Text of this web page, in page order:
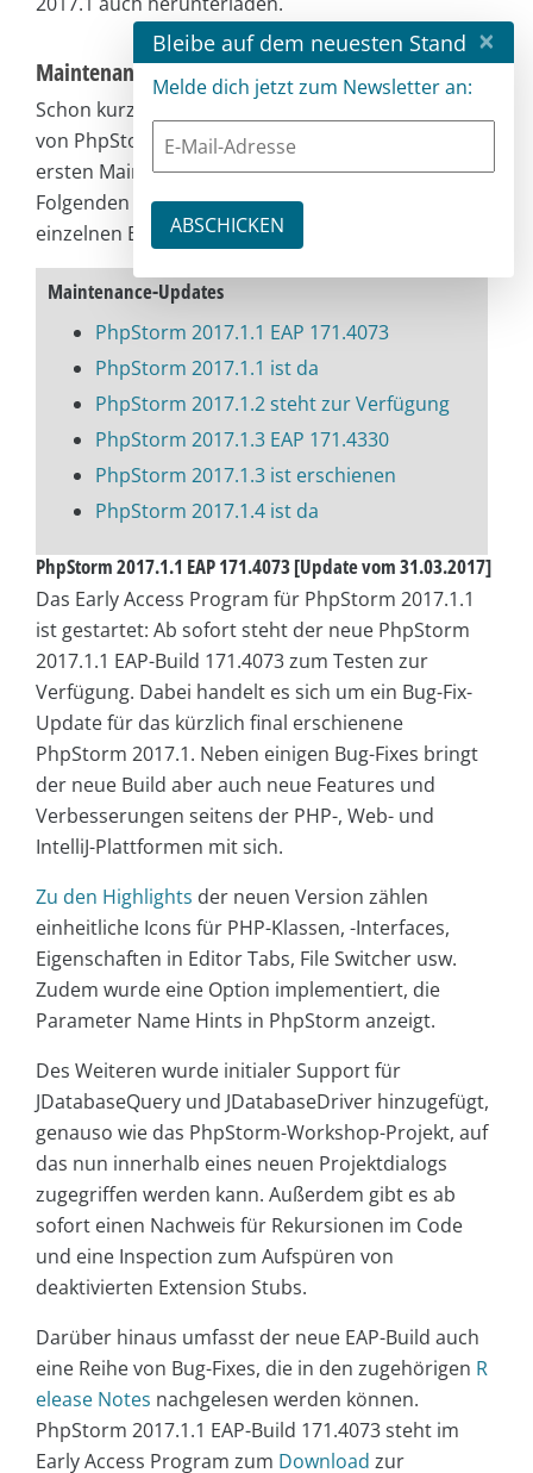
Maintenance-Updates
Schon kurz nach dem Release der finalen Version
von PhpStorm 2017.1 haben die Arbeiten am
ersten Maintenance-Update begonnen. Im
Folgenden finden sich alle Informationen zu den
einzelnen Bug-Fix-Releases für die beliebte IDE.
Maintenance-Updates
PhpStorm 2017.1.1 EAP 171.4073
PhpStorm 2017.1.1 ist da
PhpStorm 2017.1.2 steht zur Verfügung
PhpStorm 2017.1.3 EAP 171.4330
PhpStorm 2017.1.3 ist erschienen
PhpStorm 2017.1.4 ist da
PhpStorm 2017.1.1 EAP 171.4073 [Update vom 31.03.2017]
Das Early Access Program für PhpStorm 2017.1.1
ist gestartet: Ab sofort steht der neue PhpStorm
2017.1.1 EAP-Build 171.4073 zum Testen zur
Verfügung. Dabei handelt es sich um ein Bug-Fix-
Update für das kürzlich final erschienene
PhpStorm 2017.1. Neben einigen Bug-Fixes bringt
der neue Build aber auch neue Features und
Verbesserungen seitens der PHP-, Web- und
IntelliJ-Plattformen mit sich.
Zu den Highlights der neuen Version zählen
einheitliche Icons für PHP-Klassen, -Interfaces,
Eigenschaften in Editor Tabs, File Switcher usw.
Zudem wurde eine Option implementiert, die
Parameter Name Hints in PhpStorm anzeigt.
Des Weiteren wurde initialer Support für
JDatabaseQuery und JDatabaseDriver hinzugefügt,
genauso wie das PhpStorm-Workshop-Projekt, auf
das nun innerhalb eines neuen Projektdialogs
zugegriffen werden kann. Außerdem gibt es ab
sofort einen Nachweis für Rekursionen im Code
und eine Inspection zum Aufspüren von
deaktivierten Extension Stubs.
Darüber hinaus umfasst der neue EAP-Build auch
eine Reihe von Bug-Fixes, die in den zugehörigen R
elease Notes nachgelesen werden können.
PhpStorm 2017.1.1 EAP-Build 171.4073 steht im
Early Access Program zum Download zur
Bleibe auf dem neuesten Stand ×
Melde dich jetzt zum Newsletter an: